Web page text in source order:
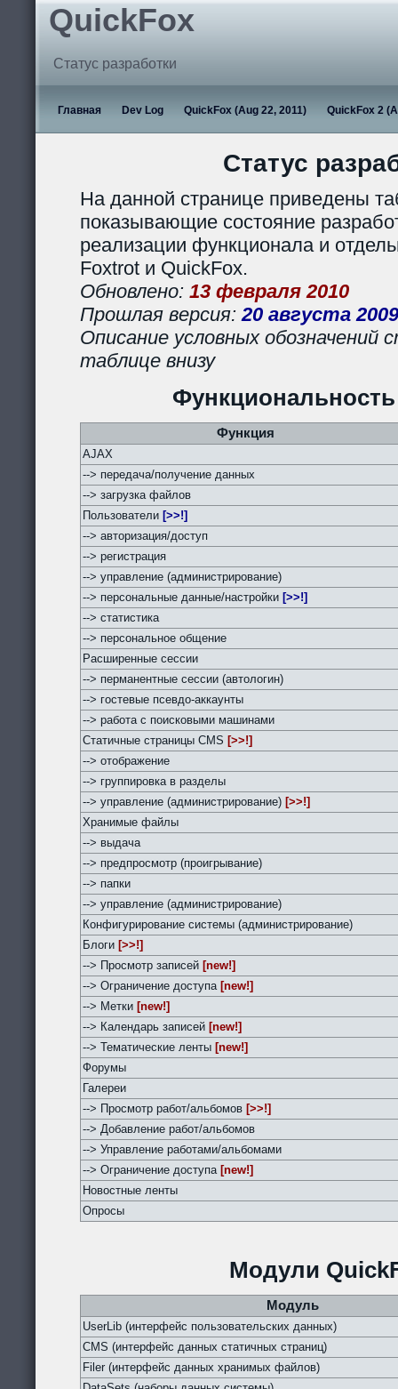
QuickFox
Статус разработки
Главная Dev Log QuickFox (Aug 22, 2011) QuickFox 2
Статус
На данной странице приведены
показывающие состояние
реализации функционала и
Foxtrot и QuickFox.
Обновлено: 13 февраля 2010
Прошлая версия:20 августа 2009
Описание условных обозначений
таблице внизу
Функция
AJAX
--> передача/получение данных
--> загрузка файлов
Пользователи [>>!]
--> авторизация/доступ
--> регистрация
--> управление (администрирование)
--> персональные данные/настройки [>>!]
--> статистика
--> персональное общение
Расширенные сессии
--> перманентные сессии (автологин)
--> гостевые псевдо-аккаунты
--> работа с поисковыми машинами
Статичные страницы CMS [>>!]
--> отображение
--> группировка в разделы
--> управление (администрирование) [>>!]
Хранимые файлы
--> выдача
--> предпросмотр (проигрывание)
--> папки
--> управление (администрирование)
Конфигурирование системы (администрирование)
Блоги [>>!]
--> Просмотр записей [new!]
--> Ограничение доступа [new!]
--> Метки [new!]
--> Календарь записей [new!]
--> Тематические ленты [new!]
Форумы
Галереи
--> Просмотр работ/альбомов [>>!]
--> Добавление работ/альбомов
--> Управление работами/альбомами
--> Ограничение доступа [new!]
Новостные ленты
Опросы
Модули
Модуль
UserLib (интерфейс пользовательских данных)
CMS (интерфейс данных статичных страниц)
Filer (интерфейс данных хранимых файлов)